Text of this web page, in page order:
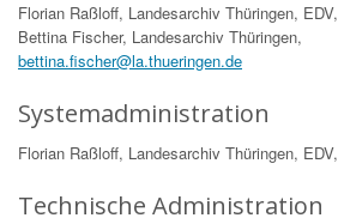
Florian Raßloff, Landesarchiv Thüringen, EDV,
Bettina Fischer, Landesarchiv Thüringen,
bettina.fischer@la.thueringen.de
Systemadministration
Florian Raßloff, Landesarchiv Thüringen, EDV,
Technische Administration